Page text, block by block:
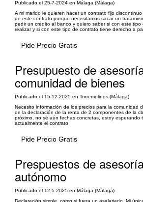
Publicado el 25-7-2024 en Málaga (Málaga)
A mi marido le quieren hacer un contrato fijo
de este contrato porque necesitamos sacar un
pedir un crédito al banco y quiero saber si con este
realizar y si con este tipo de contrato tiene derecho a
Pide Precio Gratis
Presupuesto de
comunidad de bienes
Publicado el 15-12-2025 en Torremolinos (Málaga)
Necesito información de los precios para la comunidad
de la declaración de la renta de 2 componentes de la
próximo, no sé aún fechas concretas, estoy esperando
actualmente el contrato
Pide Precio Gratis
Prespuestos de
autónomo
Publicado el 12-5-2025 en Málaga (Málaga)
Declaración simple, como si fuera un asalariado. Mi